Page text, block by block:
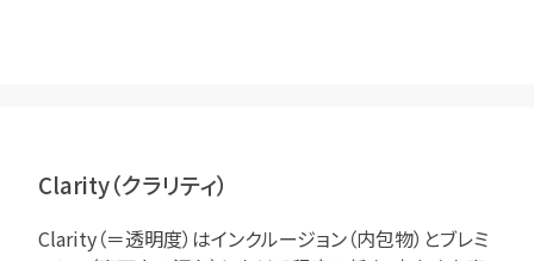
Clarity（クラリティ）
Clarity（＝透明度）はインクルージョン（内包物）とブレミ